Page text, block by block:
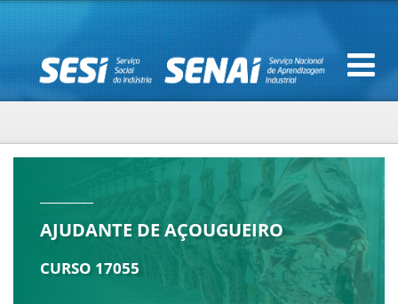
AJUDANTE DE AÇOUGUEIRO
CURSO 17055